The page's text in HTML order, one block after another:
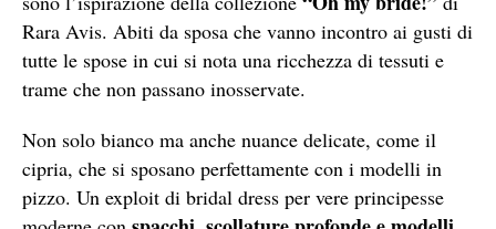
Rara Avis. Abiti da sposa che vanno incontro ai gusti di
tutte le spose in cui si nota una ricchezza di tessuti e
trame che non passano inosservate.
Non solo bianco ma anche nuance delicate, come il
cipria, che si sposano perfettamente con i modelli in
pizzo. Un exploit di bridal dress per vere principesse